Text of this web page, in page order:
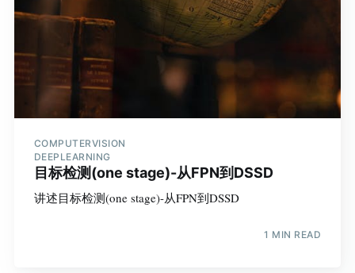
COMPUTERVISION
DEEPLEARNING
目标检测(one stage)-从FPN到DSSD
讲述目标检测(one stage)-从FPN到DSSD
1 MIN READ